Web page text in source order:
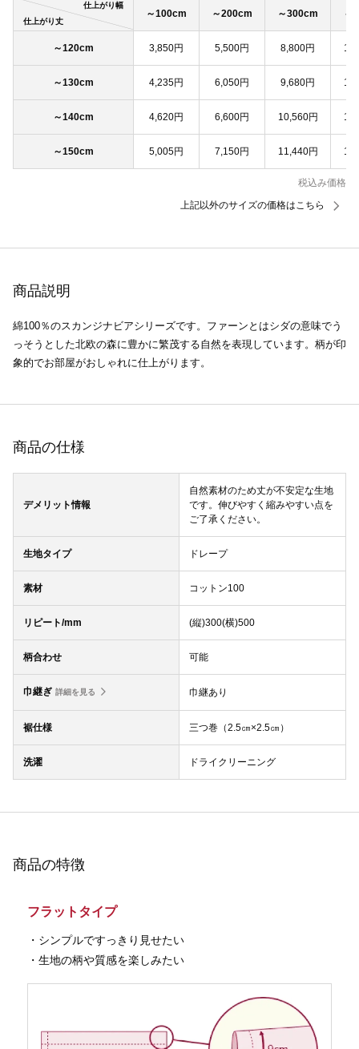
仕上がり幅
仕上がり丈
～100cm ～200cm ～300cm ～
～120cm 3,850円 5,500円 8,800円
～130cm 4,235円 6,050円 9,680円
～140cm 4,620円 6,600円 10,560円
～150cm 5,005円 7,150円 11,440円
税込み価格
上記以外のサイズの価格はこちら
商品説明
綿100％のスカンジナビアシリーズです。ファーンとはシダの意味でう
っそうとした北欧の森に豊かに繁茂する自然を表現しています。柄が印
象的でお部屋がおしゃれに仕上がります。
商品の仕様
デメリット情報
自然素材のため丈が不安定な生地
です。伸びやすく縮みやすい点を
ご了承ください。
生地タイプ ドレープ
素材 コットン100
リピート/mm (縦)300(横)500
柄合わせ 可能
巾継ぎ 詳細を見る 巾継あり
裾仕様 三つ巻（2.5㎝×2.5㎝）
洗濯 ドライクリーニング
商品の特徴
フラットタイプ
・シンプルですっきり見せたい
・生地の柄や質感を楽しみたい